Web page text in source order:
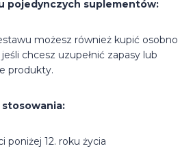
pojedynczych suplementów:
możesz również kupić osobno
chcesz uzupełnić zapasy lub
produkty.
poniżej 12. roku życia